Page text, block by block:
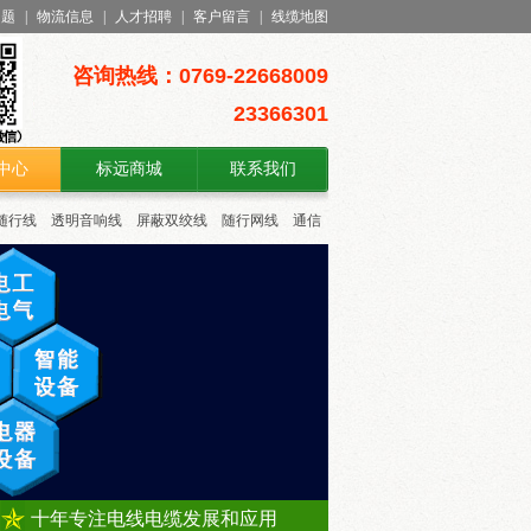
物流信息 人才招聘 客户留言 线缆地图
咨询热线：0769-22668009
23366301
心 标远商城 联系我们
行线 透明音响线 屏蔽双绞线 随行网线 通信
十年专注电线电缆发展和应用